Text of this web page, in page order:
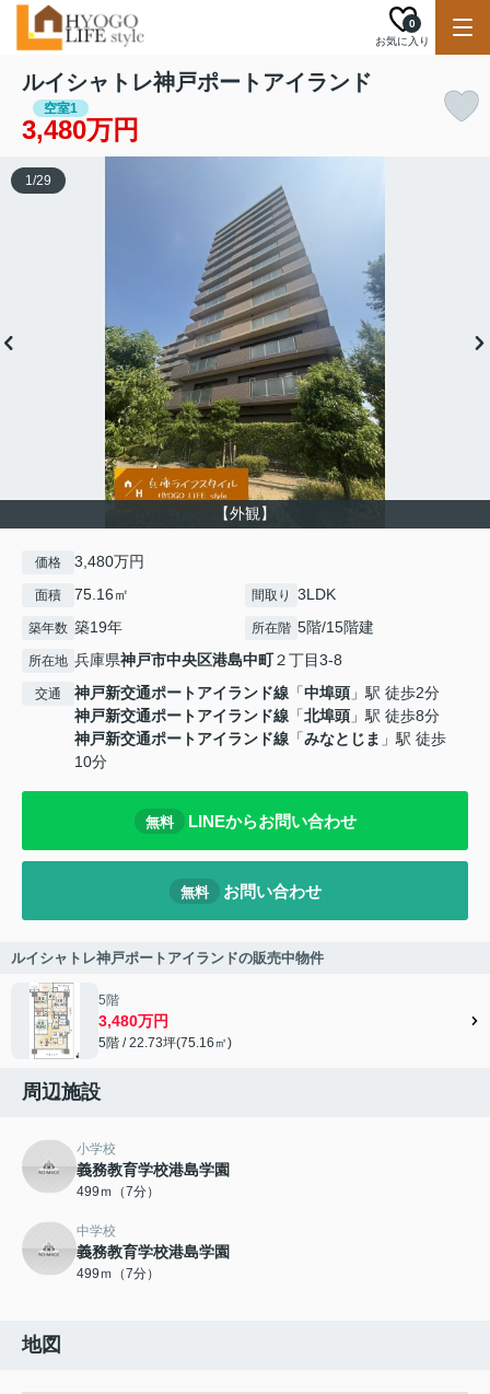
お気に入り
0
ルイシャトレ神戸ポートアイランド
空室1
3,480万円
【外観】
1/29
価格 3,480万円
面積 75.16㎡ 間取り 3LDK
築年数 築19年 所在階 5階/15階建
所在地 兵庫県神戸市中央区港島中町２丁目3-8
交通 神戸新交通ポートアイランド線 「中埠頭 」駅 徒歩2分
神戸新交通ポートアイランド線 「北埠頭 」駅 徒歩8分
神戸新交通ポートアイランド線 「みなとじま 」駅 徒歩
10分
無料 LINEからお問い合わせ
無料 お問い合わせ
ルイシャトレ神戸ポートアイランドの販売中物件
5階
3,480万円
5階 / 22.73坪(75.16㎡)
周辺施設
小学校
義務教育学校港島学園
499ｍ（7分）
中学校
義務教育学校港島学園
499ｍ（7分）
地図